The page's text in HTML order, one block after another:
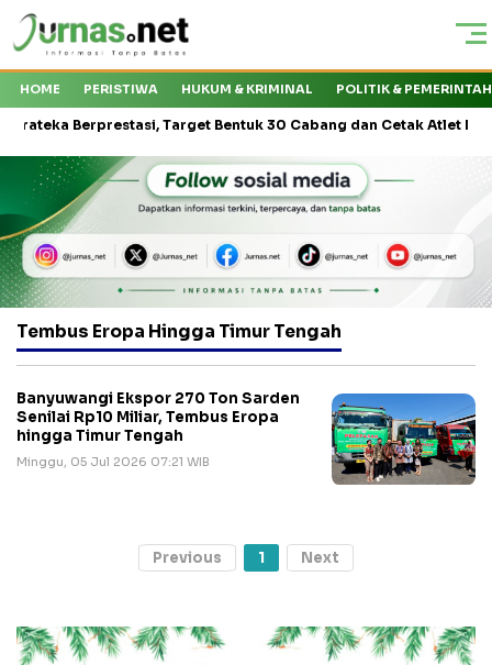
HOME PERISTIWA HUKUM & KRIMINAL POLITIK &
Berprestasi, Target Bentuk 30 Cabang dan Cetak Atlet Nasional
Tembus Eropa Hingga Timur Tengah
Banyuwangi Ekspor 270 Ton Sarden
Senilai Rp10 Miliar, Tembus Eropa
hingga Timur Tengah
Minggu, 05 Jul 2026 07:21 WIB
Previous 1 Next